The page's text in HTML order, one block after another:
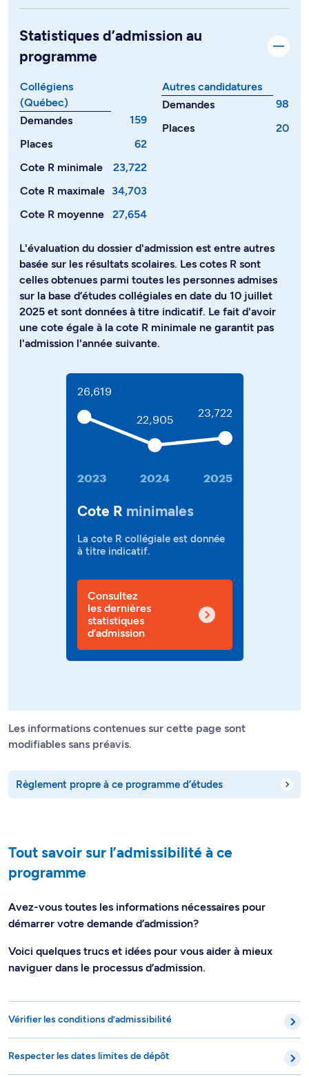
Statistiques d’admission au
programme
Collégiens
(Québec)
Demandes
159
Places
62
Cote R minimale
23,722
Cote R maximale 34,703
Cote R moyenne
27,654
Autres candidatures
Demandes
98
Places
20
L'évaluation du dossier d'admission est entre autres
basée sur les résultats scolaires. Les cotes R sont
celles obtenues parmi toutes les personnes admises
sur la base d’études collégiales en date du 10 juillet
2025 et sont données à titre indicatif. Le fait d'avoir
une cote égale à la cote R minimale ne garantit pas
l'admission l'année suivante.
26,619
22,905 23,722
2023 2024 2025
Cote R minimales
La cote R collégiale est donnée
à titre indicatif.
Consultez
les dernières
statistiques
d’admission
Les informations contenues sur cette page sont
modifiables sans préavis.
Règlement propre à ce programme d’études
Tout savoir sur l’admissibilité à ce
programme
Avez-vous toutes les informations nécessaires pour
démarrer votre demande d’admission?
Voici quelques trucs et idées pour vous aider à mieux
naviguer dans le processus d’admission.
Vérifier les conditions d’admissibilité
Respecter les dates limites de dépôt